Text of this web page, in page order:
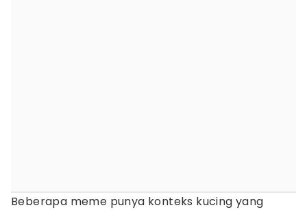
Beberapa meme punya konteks kucing yang